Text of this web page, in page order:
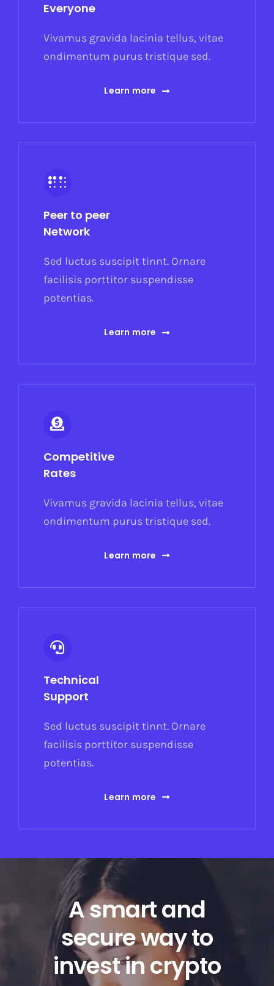
Everyone
Vivamus gravida lacinia tellus, vitae
ondimentum purus tristique sed.
Learn more
Peer to peer
Network
Sed luctus suscipit tinnt. Ornare
facilisis porttitor suspendisse
potentias.
Learn more
Competitive
Rates
Vivamus gravida lacinia tellus, vitae
ondimentum purus tristique sed.
Learn more
Technical
Support
Sed luctus suscipit tinnt. Ornare
facilisis porttitor suspendisse
potentias.
Learn more
A smart and
secure way to
invest in crypto